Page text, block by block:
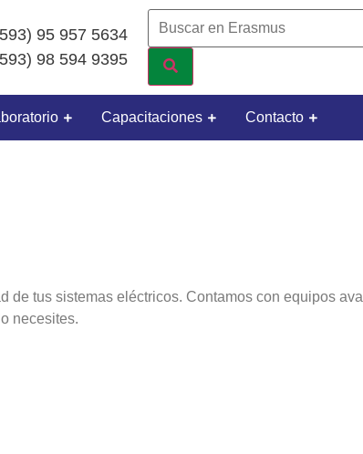
95 957 5634
98 594 9395
Capacitaciones Contacto
tus sistemas eléctricos. Contamos con equipos
necesites.